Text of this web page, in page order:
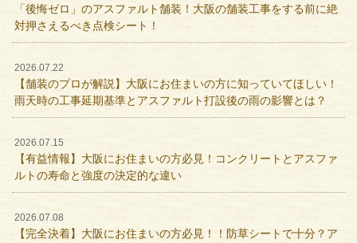
「後悔ゼロ」のアスファルト舗装！大阪の舗装工事をする前に絶
対押さえるべき点検シート！
2026.07.22
【舗装のプロが解説】大阪にお住まいの方に知っていてほしい！
雨天時の工事延期基準とアスファルト打設後の雨の影響とは？
2026.07.15
【有益情報】大阪にお住まいの方必見！コンクリートとアスファ
ルトの寿命と強度の決定的な違い
2026.07.08
【完全決着】大阪にお住まいの方必見！！防草シートで十分？ア